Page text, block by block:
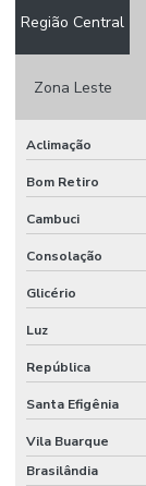
Região Central
Zona Leste
Aclimação
Bom Retiro
Cambuci
Consolação
Glicério
Luz
República
Santa Efigênia
Vila Buarque
Brasilândia